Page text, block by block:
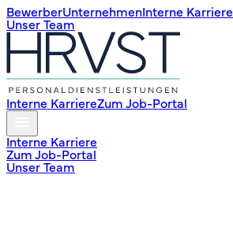
BewerberUnternehmen Interne Karriere
Unser Team
Interne KarriereZum Job-Portal
Interne Karriere
Zum Job-Portal
Unser Team